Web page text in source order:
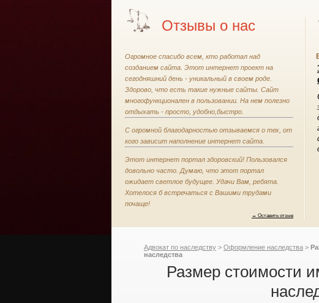
Отзывы о нас
Огромное спасибо всем, кто работал над
созданием сайта. Этот интернет проект на
сегодняшний день - уникальный в своем роде.
Здорово, что есть такие нужные сайты. Сайт
многофункционален в пользовании. На нем полезно
отдыхать - просто, удобно,быстро.
С огромной благодарностью отзываемся о тех, от
кого зависит наполнение интернет сайта.
Этот интернет портал здоровский! Пользовался
довольно часто. Думаю, что этот портал
ожидает светлое будущее. Удачи Вам, ребята.
Хотелося б встречаться с Вашими трудами
почаще!
→ Оставить отзыв
Адвокат по наследству > Оформление наследства >
наследства
Размер стоимости